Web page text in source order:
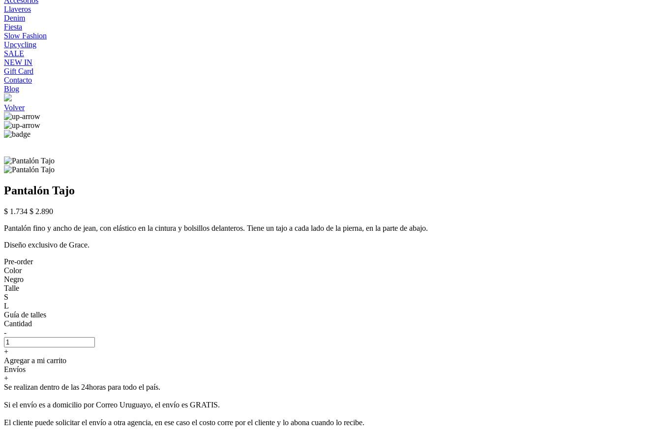
Llaveros
Denim
Fiesta
Slow Fashion
Upcycling
SALE
NEW IN
Gift Card
Contacto
Blog
Volver
Pantalón Tajo
$ 1.734 $ 2.890
Pantalón fino y ancho de jean, con elástico en la cintura y bolsillos delanteros. Tiene un tajo a cada lado de la pierna, en la parte de abajo.
Diseño exclusivo de Grace.
Pre-order
Color
Negro
Talle
S
L
Guía de talles
Cantidad
-
+
Agregar a mi carrito
Envíos
+
Se realizan dentro de las 24horas para todo el país.
Si el envío es a domicilio por Correo Uruguayo, el envío es GRATIS.
El cliente puede solicitar el envío a otra agencia, en ese caso el costo corre por el cliente y lo abona cuando lo recibe.